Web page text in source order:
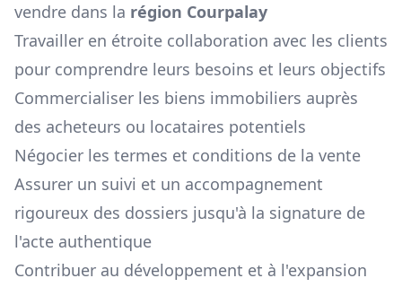
vendre dans la région Courpalay
Travailler en étroite collaboration avec les clients
pour comprendre leurs besoins et leurs objectifs
Commercialiser les biens immobiliers auprès
des acheteurs ou locataires potentiels
Négocier les termes et conditions de la vente
Assurer un suivi et un accompagnement
rigoureux des dossiers jusqu'à la signature de
l'acte authentique
Contribuer au développement et à l'expansion